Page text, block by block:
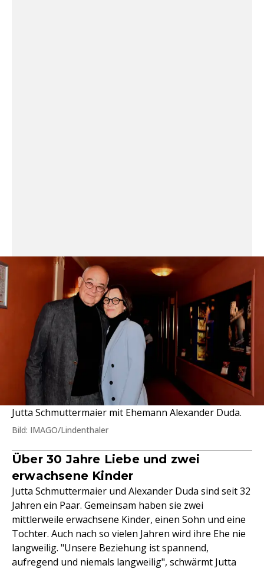
Jutta Schmuttermaier mit Ehemann Alexander Duda.
Bild: IMAGO/Lindenthaler
Über 30 Jahre Liebe und zwei
erwachsene Kinder
Jutta Schmuttermaier und Alexander Duda sind seit 32
Jahren ein Paar. Gemeinsam haben sie zwei
mittlerweile erwachsene Kinder, einen Sohn und eine
Tochter. Auch nach so vielen Jahren wird ihre Ehe nie
langweilig. "Unsere Beziehung ist spannend,
aufregend und niemals langweilig", schwärmt Jutta